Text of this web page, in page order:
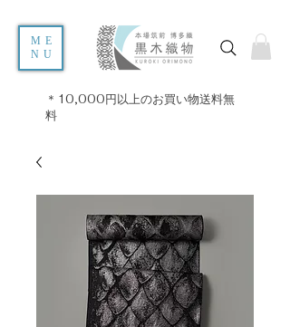
ME
NU
＊10,000円以上のお買い物送料無
料